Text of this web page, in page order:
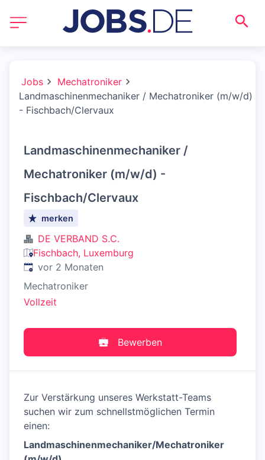
Jobs
Mechatroniker
Landmaschinenmechaniker / Mechatroniker (m/w/d)
- Fischbach/Clervaux
Landmaschinenmechaniker /
Mechatroniker (m/w/d) -
Fischbach/Clervaux
merken
DE VERBAND S.C.
Fischbach, Luxemburg
Veröffentlicht:
vor 2 Monaten
Mechatroniker
Vollzeit
Bewerben
Zur Verstärkung unseres Werkstatt-Teams
suchen wir zum schnellstmöglichen Termin
einen:
Landmaschinenmechaniker/Mechatroniker